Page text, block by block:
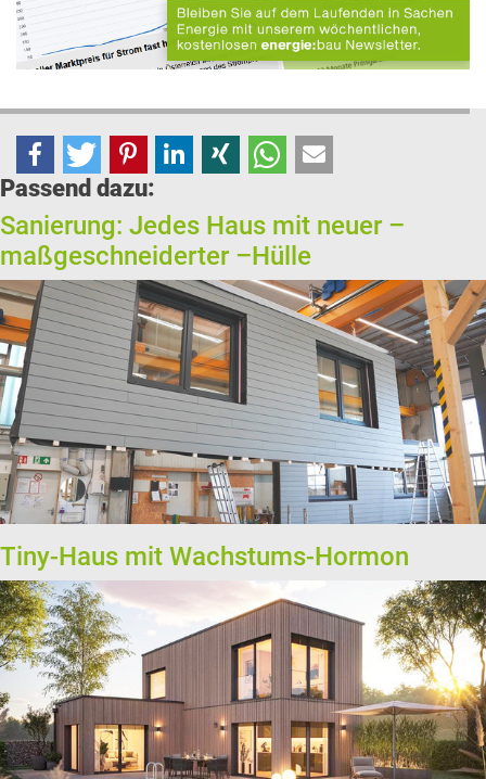
Passend dazu:
Sanierung: Jedes Haus mit neuer –
maßgeschneiderter –Hülle
Tiny-Haus mit Wachstums-Hormon